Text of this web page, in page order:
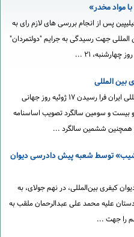
مواد مخدر»
پس از انجام بررسی های لازم رای به
جهت رسیدگی به جرایم "دولتمردان"
۲۱ ...
بین المللی
مرکز حقوق کیفری بین المللی ایران فرا رسیدن ۱۷ ژوئیه روز جهانی
بیست و سومین سالگرد تصویب اساسنامه
همچنین ششمین سالگرد ...
توسط شعبه پیش دادرسی دیوان
کیفری بین‌المللی، در نهم جولای، به
علیه محمد علی عبدالرحمان ملقب به
را جهت ...